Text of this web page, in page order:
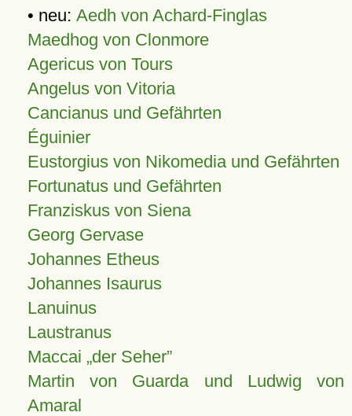
• neu: Aedh von Achard-Finglas
Maedhog von Clonmore
Agericus von Tours
Angelus von Vitoria
Cancianus und Gefährten
Éguinier
Eustorgius von Nikomedia und Gefährten
Fortunatus und Gefährten
Franziskus von Siena
Georg Gervase
Johannes Etheus
Johannes Isaurus
Lanuinus
Laustranus
Maccai „der Seher”
Martin von Guarda und Ludwig von
Amaral